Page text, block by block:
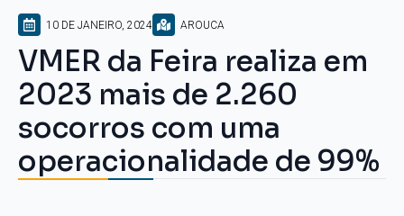
10 DE JANEIRO, 2024 AROUCA
VMER da Feira realiza em
2023 mais de 2.260
socorros com uma
operacionalidade de 99%